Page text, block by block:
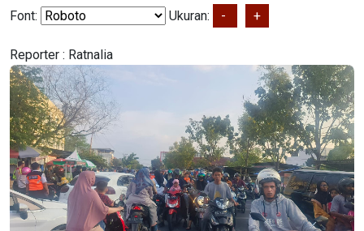
Font: Ukuran: - +
Reporter : Ratnalia